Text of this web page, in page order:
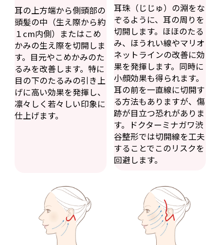
耳の上方端から側頭部の
頭髪の中（生え際から約
１cm内側）またはこめ
かみの生え際を切開しま
す。目元やこめかみのた
るみを改善します。特に
目の下のたるみの引き上
げに高い効果を発揮し、
凛々しく若々しい印象に
仕上げます。
耳珠（じじゅ）の淵をな
ぞるように、耳の周りを
切開します。ほほのたる
み、ほうれい線やマリオ
ネットラインの改善に効
果を発揮します。同時に
小顔効果も得られます。
耳の前を一直線に切開す
る方法もありますが、傷
跡が目立つ恐れがありま
す。ドクターミナガワ渋
谷整形では切開線を工夫
することでこのリスクを
回避します。